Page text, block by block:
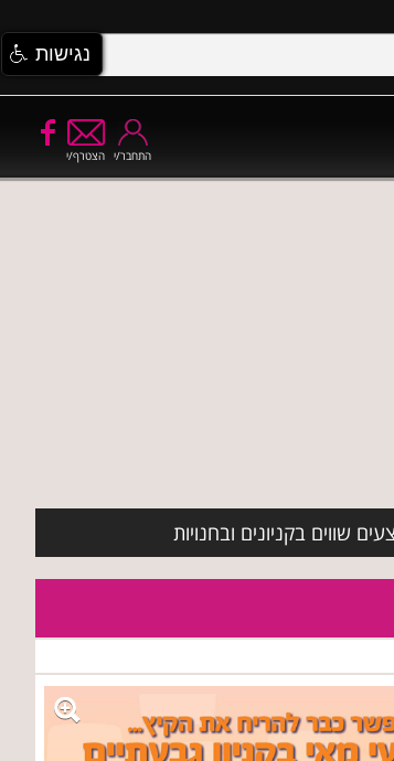
הצטרף/י התחבר/י
שווים בקניונים ובחנויות
נגישות